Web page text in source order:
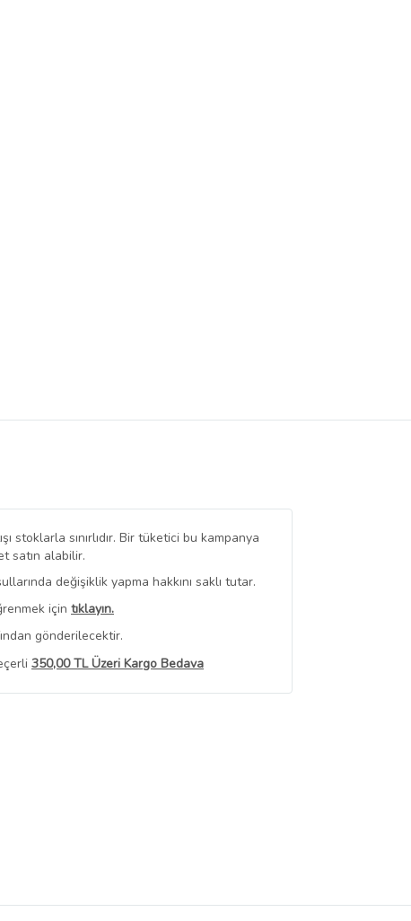
stoklarla sınırlıdır. Bir tüketici bu kampanya
satın alabilir.
değişiklik yapma hakkını saklı tutar.
için tıklayın.
gönderilecektir.
350,00 TL Üzeri Kargo Bedava
Görüntüle